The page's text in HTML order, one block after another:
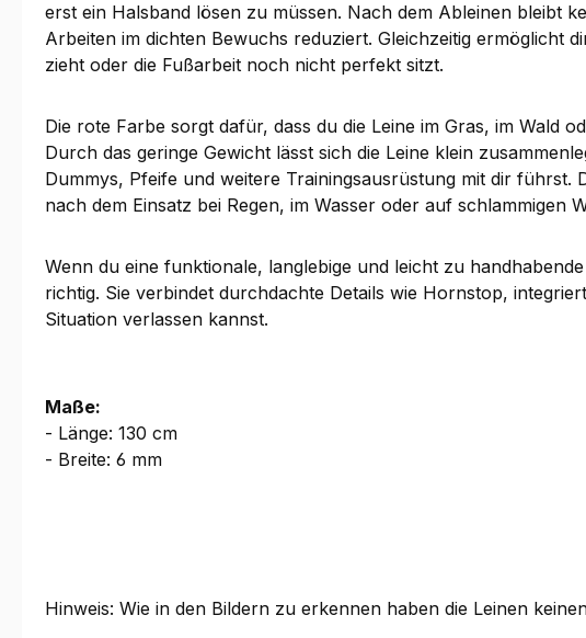
erst ein Halsband lösen zu müssen. Nach dem Ableinen bleibt
Arbeiten im dichten Bewuchs reduziert. Gleichzeitig ermöglicht
zieht oder die Fußarbeit noch nicht perfekt sitzt.
Die rote Farbe sorgt dafür, dass du die Leine im Gras, im Wald
Durch das geringe Gewicht lässt sich die Leine klein
Dummys, Pfeife und weitere Trainingsausrüstung mit dir führst.
nach dem Einsatz bei Regen, im Wasser oder auf schlammigen
Wenn du eine funktionale, langlebige und leicht zu
richtig. Sie verbindet durchdachte Details wie Hornstop,
Situation verlassen kannst.
Maße:
- Länge: 130 cm
- Breite: 6 mm
Hinweis: Wie in den Bildern zu erkennen haben die Leinen